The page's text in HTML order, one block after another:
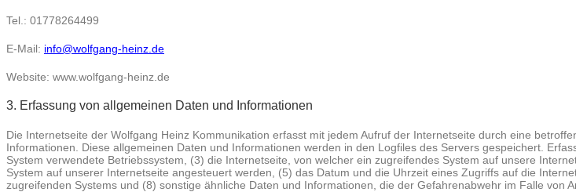
Tel.: 01778264499
E-Mail: info@wolfgang-heinz.de
Website: www.wolfgang-heinz.de
3. Erfassung von allgemeinen Daten und Informationen
Die Internetseite der Wolfgang Heinz Kommunikation erfasst mit jedem Aufruf der Internetseite durch eine
Informationen. Diese allgemeinen Daten und Informationen werden in den Logfiles des Servers gespeichert.
System verwendete Betriebssystem, (3) die Internetseite, von welcher ein zugreifendes System auf unsere
System auf unserer Internetseite angesteuert werden, (5) das Datum und die Uhrzeit eines Zugriffs auf die
zugreifenden Systems und (8) sonstige ähnliche Daten und Informationen, die der Gefahrenabwehr im Falle von